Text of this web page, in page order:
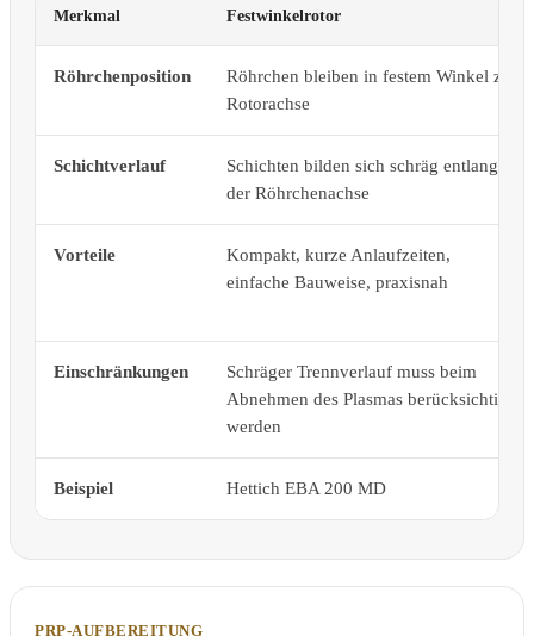
Merkmal Festwinkelrotor
Röhrchenposition
Röhrchen bleiben in festem Winkel zur
Rotorachse
Schichtverlauf
Schichten bilden sich schräg entlang
der Röhrchenachse
Vorteile
Kompakt, kurze Anlaufzeiten,
einfache Bauweise, praxisnah
Einschränkungen
Schräger Trennverlauf muss beim
Abnehmen des Plasmas berücksichtigt
werden
Beispiel Hettich EBA 200 MD
PRP-AUFBEREITUNG